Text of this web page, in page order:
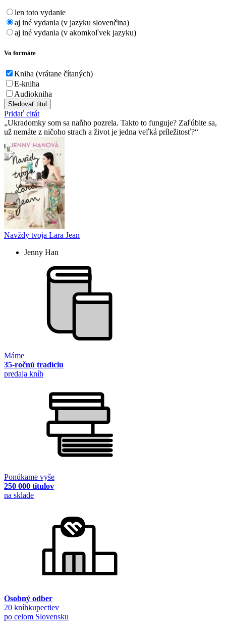
len toto vydanie
aj iné vydania (v jazyku slovenčina)
aj iné vydania (v akomkoľvek jazyku)
Vo formáte
Kniha (vrátane čítaných)
E-kniha
Audiokniha
Sledovať titul
Pridať citát
Ukradomky som sa naňho pozrela. Takto to funguje? Zaľúbite sa,
už nemáte z ničoho strach a život je jedna veľká príležitosť?
Navždy tvoja Lara Jean
Jenny Han
Máme
35-ročnú tradíciu
predaja kníh
Ponúkame vyše
250 000 titulov
na sklade
Osobný odber
20 kníhkupectiev
po celom Slovensku